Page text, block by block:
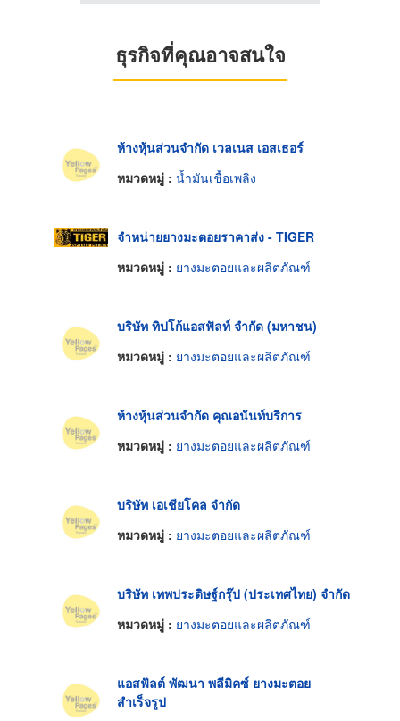
ธุรกิจที่คุณอาจสนใจ
ห้างหุ้นส่วนจำกัด เวลเนส เอสเธอร์
หมวดหมู่ : น้ำมันเชื้อเพลิง
จำหน่ายยางมะตอยราคาส่ง - TIGER
หมวดหมู่ : ยางมะตอยและผลิตภัณฑ์
บริษัท ทิปโก้แอสฟัลท์ จำกัด (มหาชน)
หมวดหมู่ : ยางมะตอยและผลิตภัณฑ์
ห้างหุ้นส่วนจำกัด คุณอนันท์บริการ
หมวดหมู่ : ยางมะตอยและผลิตภัณฑ์
บริษัท เอเชียโคล จำกัด
หมวดหมู่ : ยางมะตอยและผลิตภัณฑ์
บริษัท เทพประดิษฐ์กรุ๊ป (ประเทศไทย) จำกัด
หมวดหมู่ : ยางมะตอยและผลิตภัณฑ์
แอสฟัลต์ พัฒนา พลีมิคซ์ ยางมะตอย
สำเร็จรูป